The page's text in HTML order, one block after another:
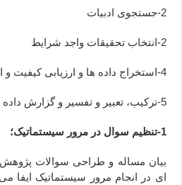
2-جستجوی ادبیات
2-انتخاب تحقیقات واجد شرایط
4-استخراج داده ها و ارزیابی کیفیت و اعتبار آن
5-ترکیب، تعبیر و تفسیر و گزارش داده ها
1-تنظیم سوال در مرور سیستماتیک؛
بیان مساله و طراحی سوالات پژوهش
ای در انجام مرور سیستماتیک ایفا